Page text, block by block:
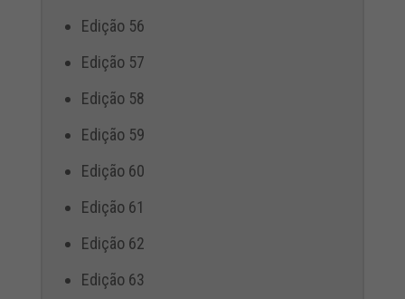
Edição 56
Edição 57
Edição 58
Edição 59
Edição 60
Edição 61
Edição 62
Edição 63